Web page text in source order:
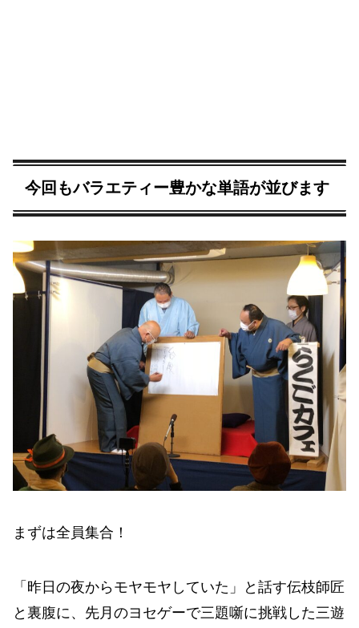
今回もバラエティー豊かな単語が並びます
まずは全員集合！
「昨日の夜からモヤモヤしていた」と話す伝枝師匠
と裏腹に、先月のヨセゲーで三題噺に挑戦した三遊